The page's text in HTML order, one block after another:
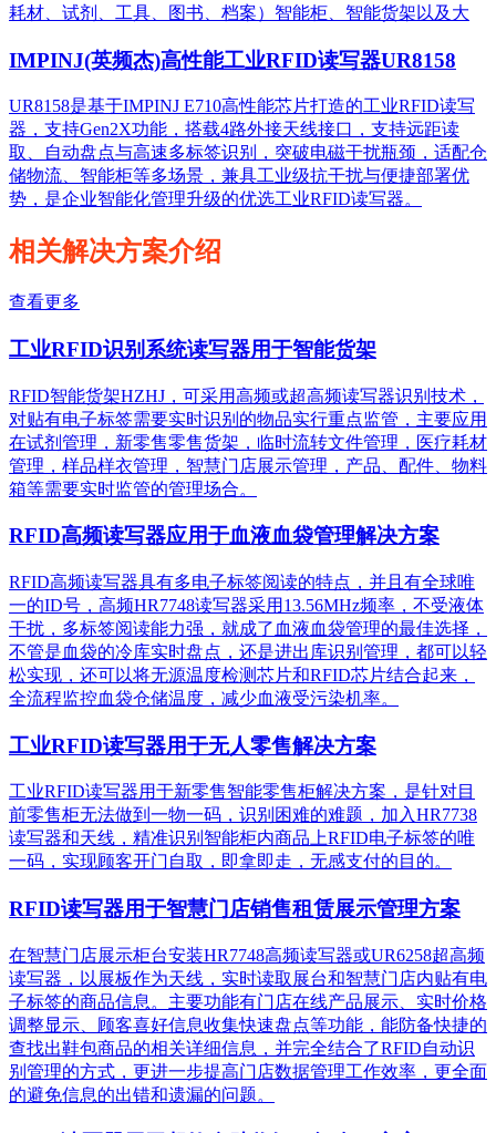
耗材、试剂、工具、图书、档案）智能柜、智能货架以及大
IMPINJ(英频杰)高性能工业RFID读写器UR8158
UR8158是基于IMPINJ E710高性能芯片打造的工业RFID读写
器，支持Gen2X功能，搭载4路外接天线接口，支持远距读
取、自动盘点与高速多标签识别，突破电磁干扰瓶颈，适配仓
储物流、智能柜等多场景，兼具工业级抗干扰与便捷部署优
势，是企业智能化管理升级的优选工业RFID读写器。
相关解决方案介绍
查看更多
工业RFID识别系统读写器用于智能货架
RFID智能货架HZHJ，可采用高频或超高频读写器识别技术，
对贴有电子标签需要实时识别的物品实行重点监管，主要应用
在试剂管理，新零售零售货架，临时流转文件管理，医疗耗材
管理，样品样衣管理，智慧门店展示管理，产品、配件、物料
箱等需要实时监管的管理场合。
RFID高频读写器应用于血液血袋管理解决方案
RFID高频读写器具有多电子标签阅读的特点，并且有全球唯
一的ID号，高频HR7748读写器采用13.56MHz频率，不受液体
干扰，多标签阅读能力强，就成了血液血袋管理的最佳选择，
不管是血袋的冷库实时盘点，还是进出库识别管理，都可以轻
松实现，还可以将无源温度检测芯片和RFID芯片结合起来，
全流程监控血袋仓储温度，减少血液受污染机率。
工业RFID读写器用于无人零售解决方案
工业RFID读写器用于新零售智能零售柜解决方案，是针对目
前零售柜无法做到一物一码，识别困难的难题，加入HR7738
读写器和天线，精准识别​智能柜内商品上RFID电子标签的唯
一码，实现顾客开门自取，即拿即走，无感支付的目的。
RFID读写器用于智慧门店销售租赁展示管理方案
在智慧门店展示柜台安装HR7748高频读写器或UR6258超高频
读写器，以展板作为天线，实时读取展台和智慧门店内贴有电
子标签的商品信息。主要功能有门店在线产品展示、实时价格
调整显示、顾客喜好信息收集快速盘点等功能，能防备快捷的
查找出鞋包商品的相关详细信息，并完全结合了RFID自动识
别管理的方式，更进一步提高门店数据管理工作效率，更全面
的避免信息的出错和遗漏的问题。